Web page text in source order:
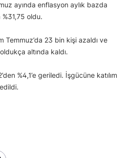
ayında enflasyon aylık bazda
%31,75 oldu.
Temmuz’da 23 bin kişi azaldı ve
altında kaldı.
%4,1’e geriledi. İşgücüne katılım